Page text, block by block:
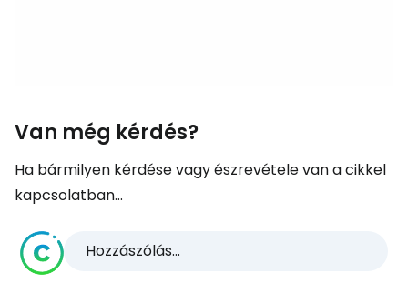
Van még kérdés?
Ha bármilyen kérdése vagy észrevétele van a cikkel
kapcsolatban...
Hozzászólás...